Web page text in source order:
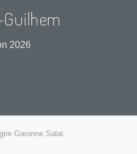
2026
Garonne Salat